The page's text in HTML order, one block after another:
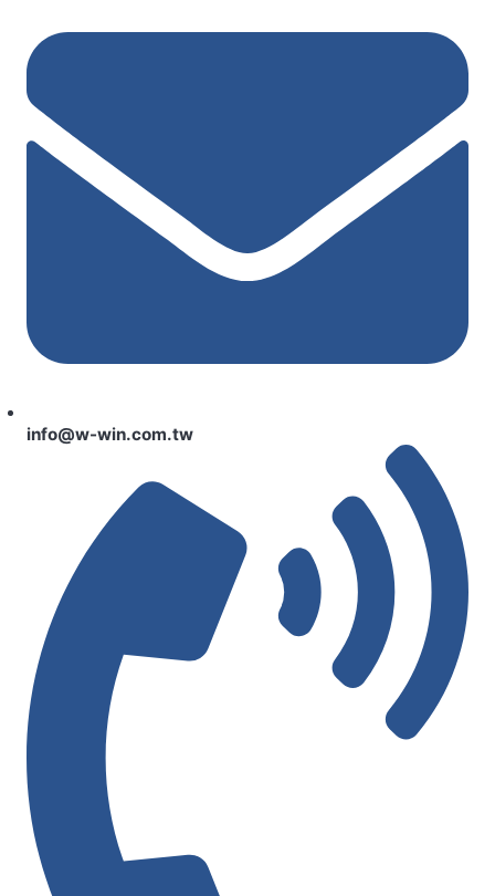
info@w-win.com.tw